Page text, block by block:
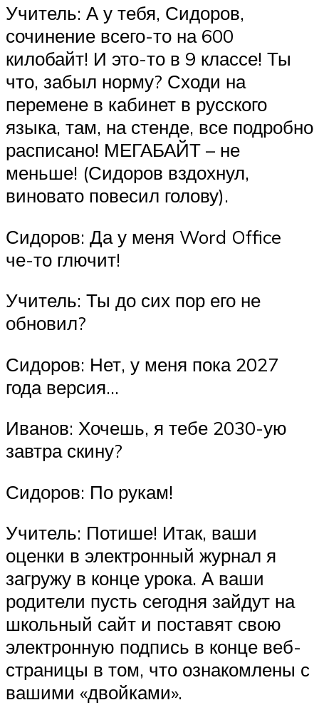
Учитель: А у тебя, Сидоров,
сочинение всего-то на 600
килобайт! И это-то в 9 классе! Ты
что, забыл норму? Сходи на
перемене в кабинет в русского
языка, там, на стенде, все подробно
расписано! МЕГАБАЙТ – не
меньше! (Сидоров вздохнул,
виновато повесил голову).
Сидоров: Да у меня Word Office
че-то глючит!
Учитель: Ты до сих пор его не
обновил?
Сидоров: Нет, у меня пока 2027
года версия…
Иванов: Хочешь, я тебе 2030-ую
завтра скину?
Сидоров: По рукам!
Учитель: Потише! Итак, ваши
оценки в электронный журнал я
загружу в конце урока. А ваши
родители пусть сегодня зайдут на
школьный сайт и поставят свою
электронную подпись в конце веб-
страницы в том, что ознакомлены с
вашими «двойками».